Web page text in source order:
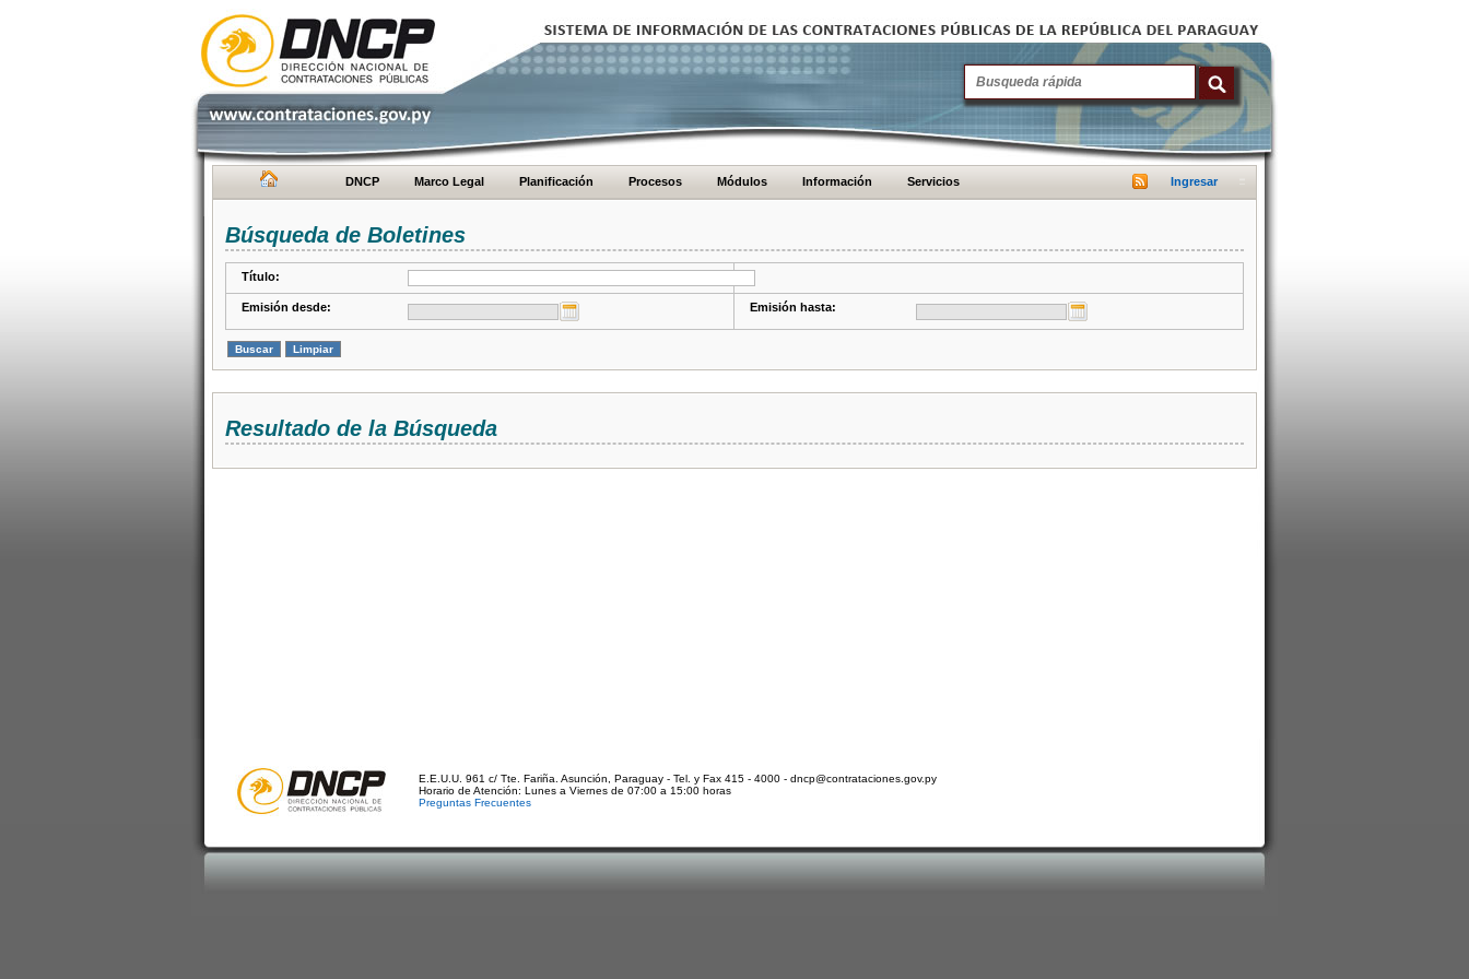
DNCP Marco Legal Planificación Procesos Módulos Información Servicios Ingresar
Búsqueda de Boletines
Título:
Emisión desde: Emisión hasta:
Resultado de la Búsqueda
E.E.U.U. 961 c/ Tte. Fariña. Asunción, Paraguay - Tel. y Fax 415 - 4000 - dncp@contrataciones.gov.py
Horario de Atención: Lunes a Viernes de 07:00 a 15:00 horas
Preguntas Frecuentes